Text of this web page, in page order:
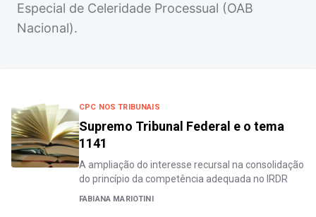
Especial de Celeridade Processual (OAB
Nacional).
CPC NOS TRIBUNAIS
Supremo Tribunal Federal e o tema
1141
A ampliação do interesse recursal na consolidação
do princípio da competência adequada no IRDR
FABIANA MARIOTINI